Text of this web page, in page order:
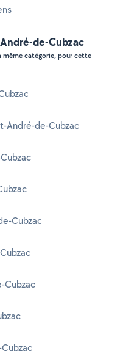
de-Cubzac
même catégorie, pour cette
André-de-Cubzac
Cubzac
Cubzac